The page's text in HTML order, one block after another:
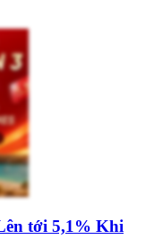
tới 5,1% Khi